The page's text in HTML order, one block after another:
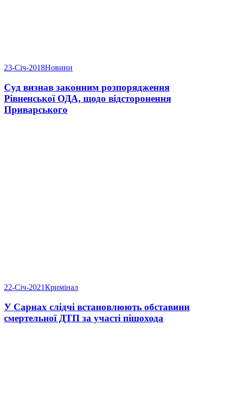
23-Січ-2018Новини
Суд визнав законним розпорядження
Рівненської ОДА, щодо відсторонення
Приварського
22-Січ-2021Кримінал
У Сарнах слідчі встановлюють обставини
смертельної ДТП за участі пішохода